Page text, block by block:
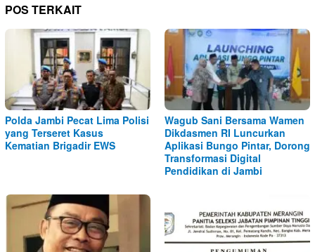
POS TERKAIT
Polda Jambi Pecat Lima Polisi
yang Terseret Kasus
Kematian Brigadir EWS
Wagub Sani Bersama Wamen
Dikdasmen RI Luncurkan
Aplikasi Bungo Pintar, Dorong
Transformasi Digital
Pendidikan di Jambi